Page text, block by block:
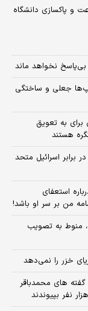
و پاکسازی دانشگاه
نخواهد ماند
جعلی و ساختگی
برای به تعویق
هستند
برابر اسرائیل متحد
استعفای
من بر سر او باشد!
منوط به تصویب
خزر را نمی‌دهد
در گفته های محمدباقر